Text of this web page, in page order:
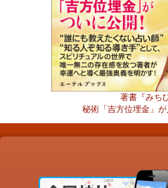
著書『みち
秘術「吉方位埋金」が